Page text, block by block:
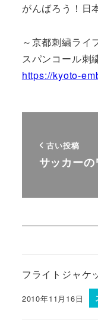
がんばろう！日
～京都刺繍ライ
スパンコール刺
https://kyoto-
古い投稿
サッカー
フライトジャケ
2010年11月16日